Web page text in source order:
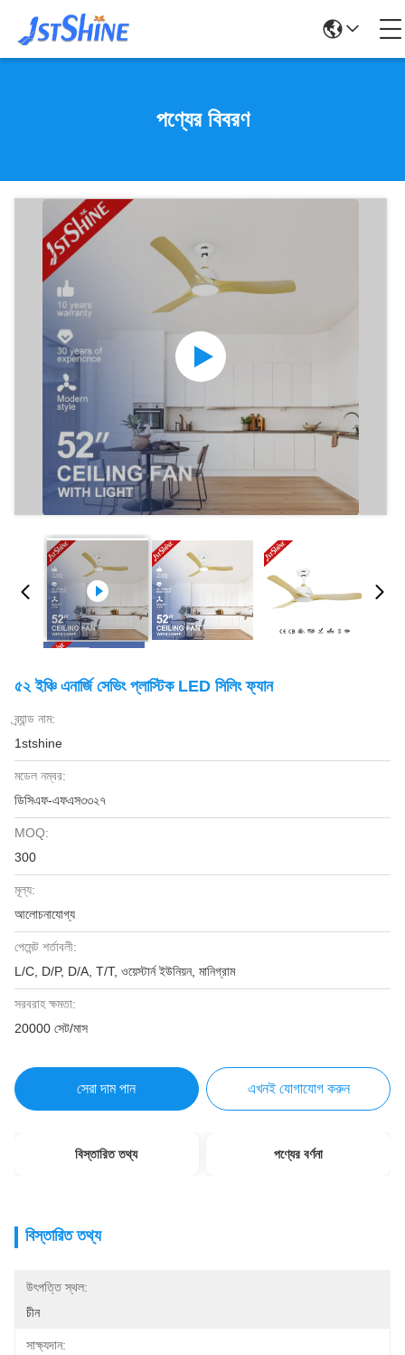
পণ্যের বিবরণ
৫২ ইঞ্চি এনার্জি সেভিং প্লাস্টিক LED সিলিং ফ্যান
ব্র্যান্ড নাম:
1stshine
মডেল নম্বর:
ডিসিএফ-এফএস৩৩২৭
MOQ:
300
মূল্য:
আলোচনাযোগ্য
পেমেন্ট শর্তাবলী:
L/C, D/P, D/A, T/T, ওয়েস্টার্ন ইউনিয়ন, মানিগ্রাম
সরবরাহ ক্ষমতা:
20000 সেট/মাস
সেরা দাম পান এখনই যোগাযোগ করুন
বিস্তারিত তথ্য পণ্যের বর্ণনা
বিস্তারিত তথ্য
উৎপত্তি স্থল:
চীন
সাক্ষ্যদান: